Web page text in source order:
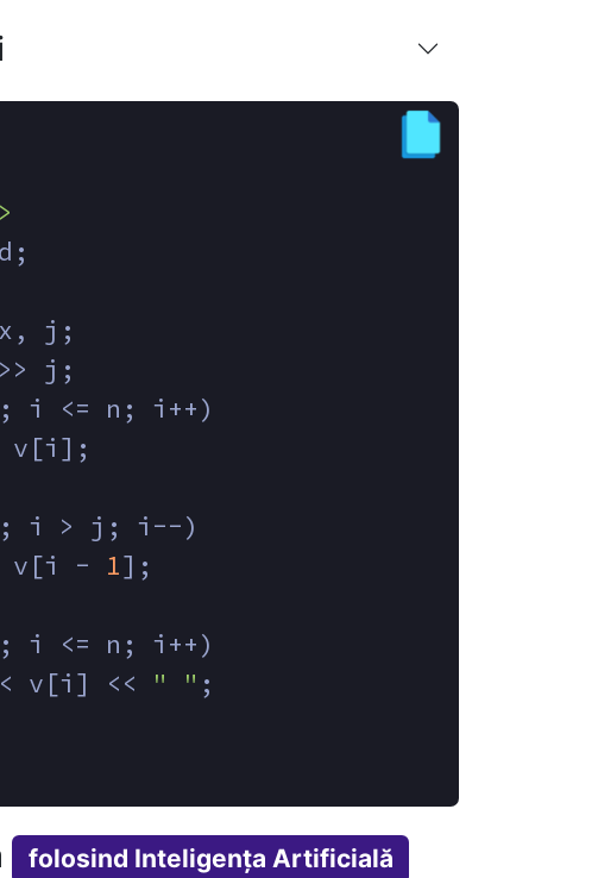
j;
j;
; i <= n; i++)
v[i];
i > j; i--)
v[i -
1];
; i <= n; i++)
v[i] <<
" " ;
folosind Inteligența Artificială